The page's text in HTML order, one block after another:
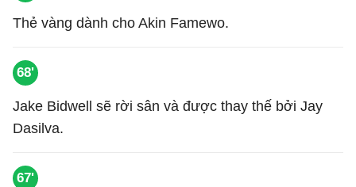
Thẻ vàng dành cho Akin Famewo.
68'
Jake Bidwell sẽ rời sân và được thay thế bởi Jay
Dasilva.
67'